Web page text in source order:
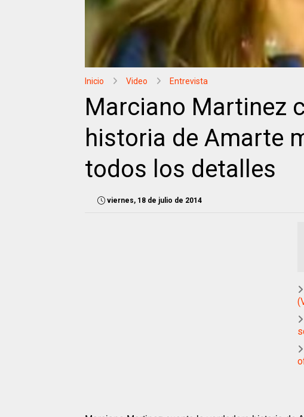
Inicio Video Entrevista
Marciano Martinez
historia de Amarte
todos los detalles
viernes, 18 de julio de 2014